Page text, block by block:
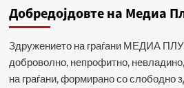
Добредојдовте на Медиа
Здружението на граѓани МЕДИА
доброволно, непрофитно,
на граѓани, формирано со слободно